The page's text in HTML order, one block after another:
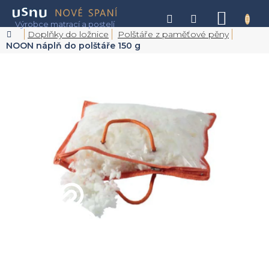
obsah
Domů
Doplňky do ložnice
Polštáře z paměťové pěny
NOON náplň do polštáře 150 g